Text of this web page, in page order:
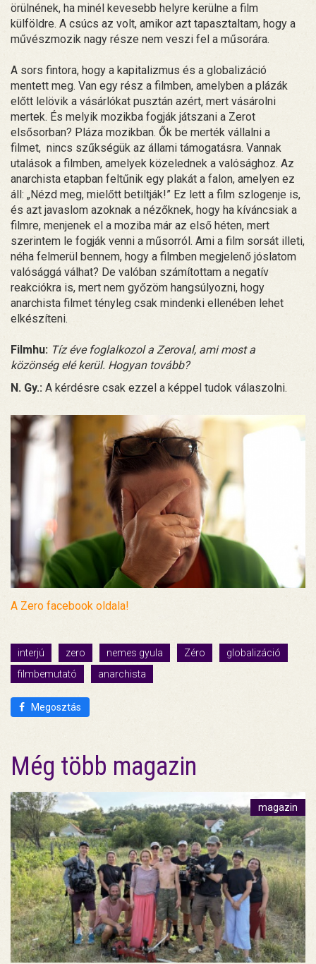
örülnének, ha minél kevesebb helyre kerülne a film
külföldre. A csúcs az volt, amikor azt tapasztaltam, hogy a
művészmozik nagy része nem veszi fel a műsorára.
A sors fintora, hogy a kapitalizmus és a globalizáció
mentett meg. Van egy rész a filmben, amelyben a plázák
előtt lelövik a vásárlókat pusztán azért, mert vásárolni
mertek. És melyik mozikba fogják játszani a Zerot
elsősorban? Pláza mozikban. Ők be merték vállalni a
filmet, nincs szűkségük az állami támogatásra. Vannak
utalások a filmben, amelyek közelednek a valósághoz. Az
anarchista etapban feltűnik egy plakát a falon, amelyen ez
áll: „Nézd meg, mielőtt betiltják!” Ez lett a film szlogenje is,
és azt javaslom azoknak a nézőknek, hogy ha kíváncsiak a
filmre, menjenek el a moziba már az első héten, mert
szerintem le fogják venni a műsorról. Ami a film sorsát illeti,
néha felmerül bennem, hogy a filmben megjelenő jóslatom
valósággá válhat? De valóban számítottam a negatív
reakciókra is, mert nem győzöm hangsúlyozni, hogy
anarchista filmet tényleg csak mindenki ellenében lehet
elkészíteni.
Filmhu: Tíz éve foglalkozol a Zeroval, ami most a
közönség elé kerül. Hogyan tovább?
N. Gy.: A kérdésre csak ezzel a képpel tudok válaszolni.
A Zero facebook oldala!
interjú zero nemes gyula Zéro
globalizáció
filmbemutató
anarchista
Megosztás
Még több magazin
magazin